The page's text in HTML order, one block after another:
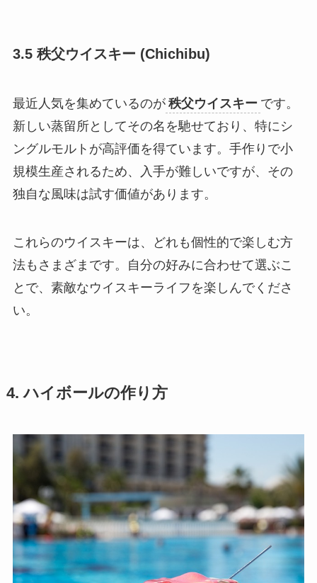
3.5 秩父ウイスキー (Chichibu)
最近人気を集めているのが 秩父ウイスキー です。
新しい蒸留所としてその名を馳せており、特にシ
ングルモルトが高評価を得ています。手作りで小
規模生産されるため、入手が難しいですが、その
独自な風味は試す価値があります。
これらのウイスキーは、どれも個性的で楽しむ方
法もさまざまです。自分の好みに合わせて選ぶこ
とで、素敵なウイスキーライフを楽しんでくださ
い。
4. ハイボールの作り方